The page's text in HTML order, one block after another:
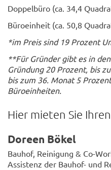
Doppelbüro (ca. 34,4
Büroeinheit (ca. 50,8
*im Preis sind 19 Prozent
**Für Gründer gibt es in
Gründung 20 Prozent, bis
bis zum 36. Monat 5
Büroeinheiten.
Hier mieten Sie
Doreen Bökel
Bauhof, Reinigung & Co-
Assistenz der Bauhof- und